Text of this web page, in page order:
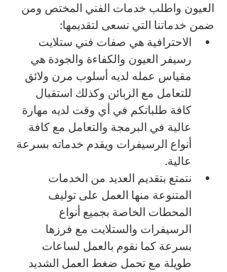
العيون واطلب خدمات الفني المختص ومن
ضمن خدماتنا التي نسعى لتقديمها:
الاحترافية هي صفات فني ستلايت
رسيفر العيون والكفاءة والجودة هي
مقياس عمله لديه أسلوب مرن ولائق
للتعامل مع الزبائن وكذلك استقبال
كافة طلباتكم في أي وقت لديه مهارة
عالية في البرمجة والتعامل مع كافة
أنواع الرسيفرات ويقدم خدماته بسرعة
عالية.
نتمتع بتقديم العديد من الخدمات
المتنوعة منها العمل على توليف
المحطات الخاصة بجميع أنواع
الرسيفرات والستلايت مع فرزها
بسرعة كما نقوم بالعمل لساعات
طويلة مع تحمل ضغط العمل الشديد